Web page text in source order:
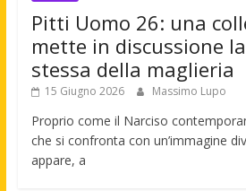
Pitti Uomo 26: una
mette in discussione
stessa della maglieria
15 Giugno 2026 Massimo Lupo
Proprio come il Narciso
che si confronta con un’immagine
appare, a